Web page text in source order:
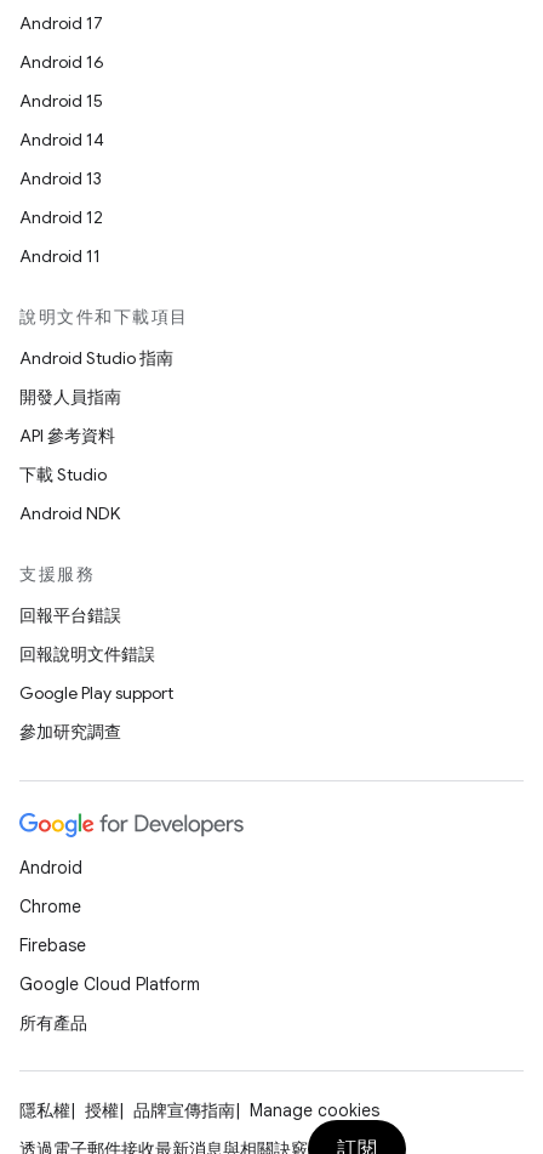
Android 17
Android 16
Android 15
Android 14
Android 13
Android 12
Android 11
說明文件和下載項目
Android Studio 指南
開發人員指南
API 參考資料
下載 Studio
Android NDK
支援服務
回報平台錯誤
回報說明文件錯誤
Google Play support
參加研究調查
Android
Chrome
Firebase
Google Cloud Platform
所有產品
隱私權 授權 品牌宣傳指南
Manage cookies
透過電子郵件接收最新消息與相關訣竅
訂閱